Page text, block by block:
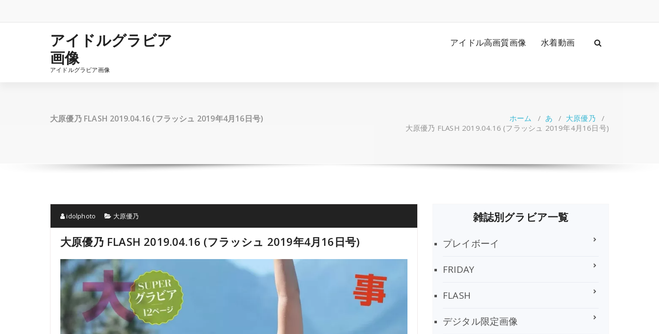
テ
アイドルグラビア
画像
アイドルグラビア画像
アイドル高画質画像 水着動画
大原優乃 FLASH 2019.04.16 (フラッシュ 2019年4月16日号) ホーム / あ / 大原優乃 /
大原優乃 FLASH 2019.04.16 (フラッシュ 2019年4月16日号)
idolphoto 大原優乃
大原優乃 FLASH 2019.04.16 (フラッシュ 2019年4月16日号)
雑誌別グラビア一覧
プレイボーイ
FRIDAY
FLASH
デジタル限定画像